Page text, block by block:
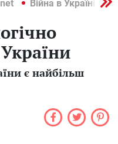
Війна в Україні 2022
є найбільш